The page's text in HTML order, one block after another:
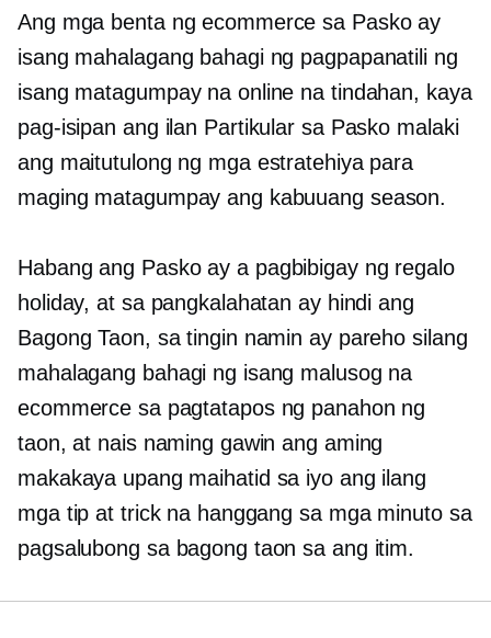
Ang mga benta ng ecommerce sa Pasko ay
isang mahalagang bahagi ng pagpapanatili ng
isang matagumpay na online na tindahan, kaya
pag-isipan ang ilan Partikular sa Pasko malaki
ang maitutulong ng mga estratehiya para
maging matagumpay ang kabuuang season.
Habang ang Pasko ay a pagbibigay ng regalo
holiday, at sa pangkalahatan ay hindi ang
Bagong Taon, sa tingin namin ay pareho silang
mahalagang bahagi ng isang malusog na
ecommerce sa pagtatapos ng panahon ng
taon, at nais naming gawin ang aming
makakaya upang maihatid sa iyo ang ilang
mga tip at trick na hanggang sa mga minuto sa
pagsalubong sa bagong taon sa ang itim.